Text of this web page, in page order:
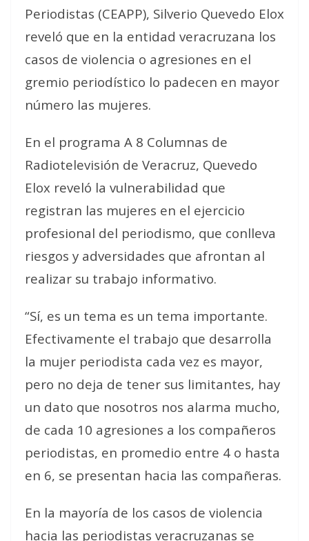
Periodistas (CEAPP), Silverio Quevedo Elox
reveló que en la entidad veracruzana los
casos de violencia o agresiones en el
gremio periodístico lo padecen en mayor
número las mujeres.
En el programa A 8 Columnas de
Radiotelevisión de Veracruz, Quevedo
Elox reveló la vulnerabilidad que
registran las mujeres en el ejercicio
profesional del periodismo, que conlleva
riesgos y adversidades que afrontan al
realizar su trabajo informativo.
“Sí, es un tema es un tema importante.
Efectivamente el trabajo que desarrolla
la mujer periodista cada vez es mayor,
pero no deja de tener sus limitantes, hay
un dato que nosotros nos alarma mucho,
de cada 10 agresiones a los compañeros
periodistas, en promedio entre 4 o hasta
en 6, se presentan hacia las compañeras.
En la mayoría de los casos de violencia
hacia las periodistas veracruzanas se